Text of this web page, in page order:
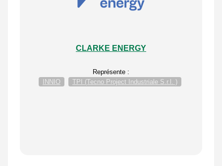
CLARKE ENERGY
Représente :
INNIO
TPI (Tecno Project Industriale S.r.l. )